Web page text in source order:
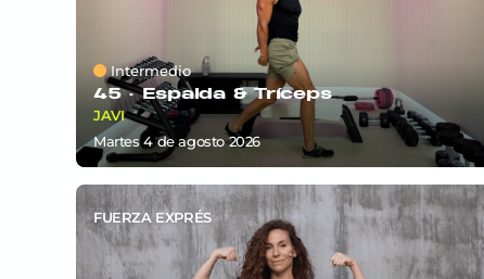
Intermedio
45 ·Espalda & Tríceps
JAVI
martes 4deagosto 2026
FUERZA EXPRÉS